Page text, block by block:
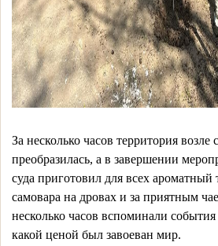
За несколько часов территория возле
преобразилась, а в завершении
суда приготовил для всех ароматный
самовара на дровах и за приятным
несколько часов вспоминали
какой ценой был завоеван мир.